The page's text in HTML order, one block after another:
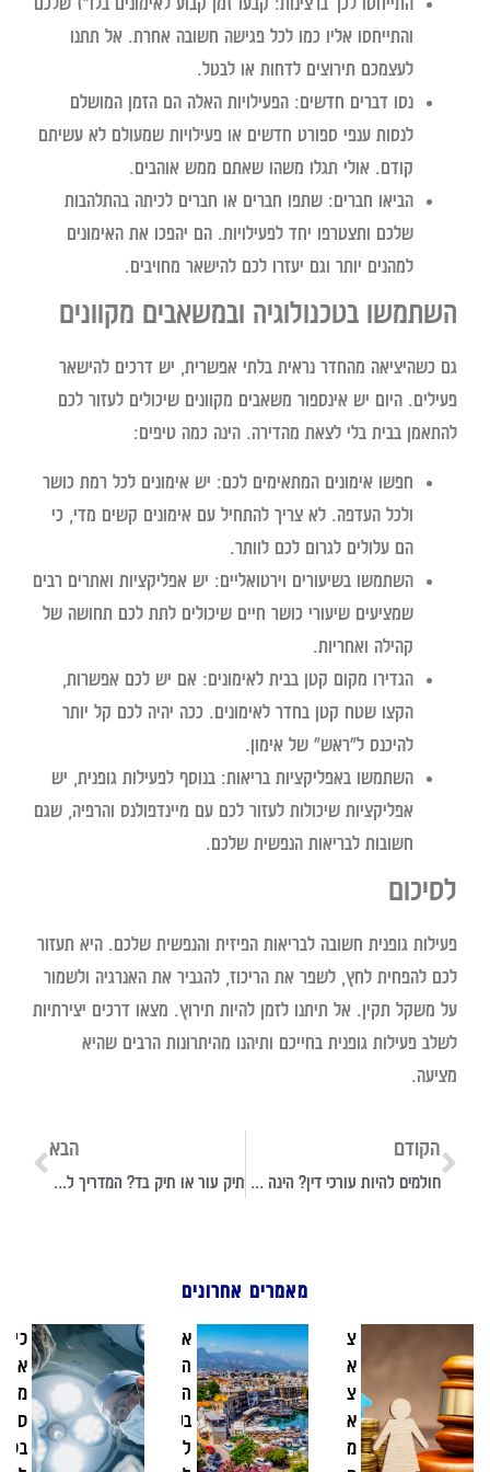
והתייחסו אליו כמו לכל פגישה חשובה אחרת. אל תתנו
לעצמכם תירוצים לדחות או לבטל.
נסו דברים חדשים:הפעילויות האלה הם הזמן המושלם
לנסות ענפי ספורט חדשים או פעילויות שמעולם לא עשיתם
קודם. אולי תגלו משהו שאתם ממש אוהבים.
הביאו חברים:שתפו חברים או חברים לכיתה בהתלהבות
שלכם ותצטרפו יחד לפעילויות. הם יהפכו את האימונים
למהנים יותר וגם יעזרו לכם להישאר מחויבים.
השתמשו בטכנולוגיה ובמשאבים מקוונים
גם כשהיציאה מהחדר נראית בלתי אפשרית, יש דרכים להישאר
פעילים. היום יש אינספור משאבים מקוונים שיכולים לעזור לכם
להתאמן בבית בלי לצאת מהדירה. הינה כמה טיפים:
חפשו אימונים המתאימים לכם:יש אימונים לכל רמת כושר
ולכל העדפה. לא צריך להתחיל עם אימונים קשים מדי, כי
הם עלולים לגרום לכם לוותר.
השתמשו בשיעורים וירטואליים:יש אפליקציות ואתרים רבים
שמציעים שיעורי כושר חיים שיכולים לתת לכם תחושה של
קהילה ואחריות.
הגדירו מקום קטן בבית לאימונים:אם יש לכם אפשרות,
הקצו שטח קטן בחדר לאימונים. ככה יהיה לכם קל יותר
להיכנס ל"ראש" של אימון.
השתמשו באפליקציות בריאות:בנוסף לפעילות גופנית, יש
אפליקציות שיכולות לעזור לכם עם מיינדפולנס והרפיה, שגם
חשובות לבריאות הנפשית שלכם.
לסיכום
פעילות גופנית חשובה לבריאות הפיזית והנפשית שלכם. היא תעזור
לכם להפחית לחץ, לשפר את הריכוז, להגביר את האנרגיה ולשמור
על משקל תקין. אל תיתנו לזמן להיות תירוץ. מצאו דרכים יצירתיות
לשלב פעילות גופנית בחייכם ותיהנו מהיתרונות הרבים שהיא
מציעה.
הקודם
חולמים להיות עורכי דין? הינה כמה מהאפשרויות העומדות בפניכם
הבא
תיק עור או תיק בד? המדריך לסטודנטים המתלבטים
מאמרים אחרונים
צעד
אחר
צעד:
איך
מנהלים
אבנר
הייזלר על
השקעות
בקפריסין
ליוצאים
מה
סקירה